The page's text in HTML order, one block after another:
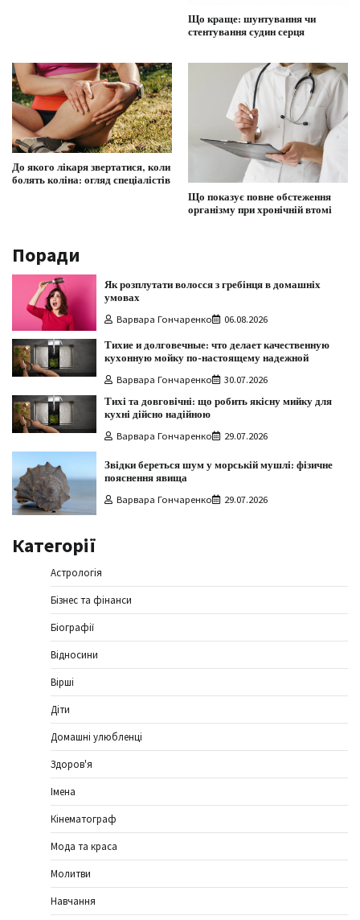
Що краще: шунтування чи
стентування судин серця
До якого лікаря звертатися, коли
болять коліна: огляд спеціалістів
Що показує повне обстеження
організму при хронічній втомі
Поради
Як розплутати волосся з гребінця в домашніх
умовах
Варвара Гончаренко 06.08.2026
Тихие и долговечные: что делает качественную
кухонную мойку по-настоящему надежной
Варвара Гончаренко 30.07.2026
Тихі та довговічні: що робить якісну мийку для
кухні дійсно надійною
Варвара Гончаренко 29.07.2026
Звідки береться шум у морській мушлі: фізичне
пояснення явища
Варвара Гончаренко 29.07.2026
Категорії
Астрологія
Бізнес та фінанси
Біографії
Відносини
Вірші
Діти
Домашні улюбленці
Здоров'я
Імена
Кінематограф
Мода та краса
Молитви
Навчання